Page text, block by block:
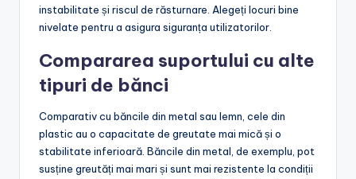
instabilitate și riscul de răsturnare. Alegeți locuri bine
nivelate pentru a asigura siguranța utilizatorilor.
Compararea suportului cu alte
tipuri de bănci
Comparativ cu băncile din metal sau lemn, cele din
plastic au o capacitate de greutate mai mică și o
stabilitate inferioară. Băncile din metal, de exemplu, pot
susține greutăți mai mari și sunt mai rezistente la condiții